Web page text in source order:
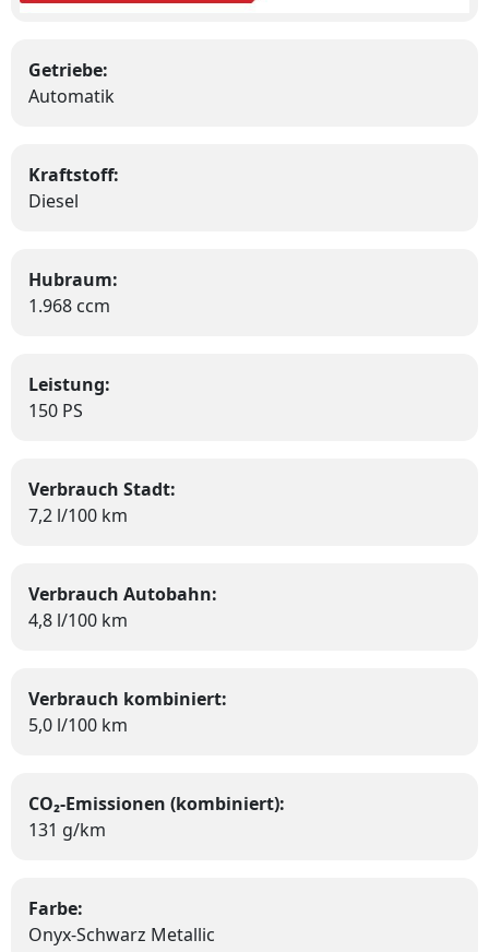
Getriebe:
Automatik
Kraftstoff:
Diesel
Hubraum:
1.968 ccm
Leistung:
150 PS
Verbrauch Stadt:
7,2 l/100 km
Verbrauch Autobahn:
4,8 l/100 km
Verbrauch kombiniert:
5,0 l/100 km
CO₂-Emissionen (kombiniert):
131 g/km
Farbe:
Onyx-Schwarz Metallic